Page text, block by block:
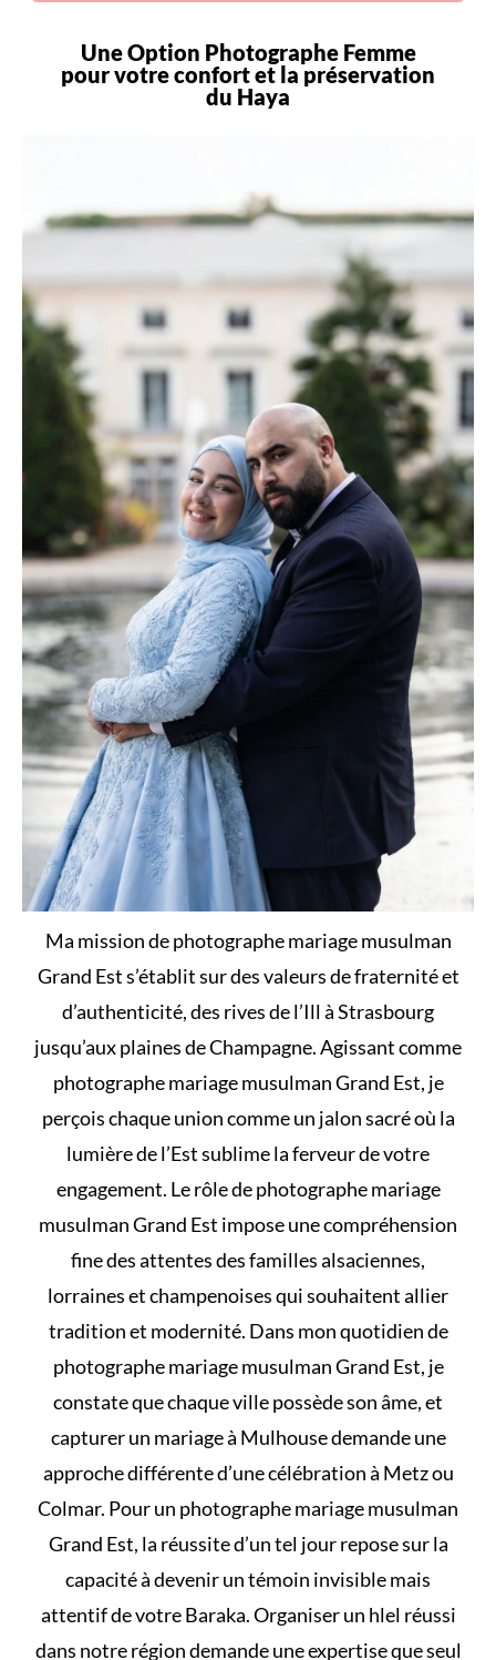
Une Option Photographe Femme
pour votreconfortet la préservation
du Haya
Ma mission de photographe mariage musulman
Grand Est s’établit sur des valeurs de fraternité et
d’authenticité, des rives de l’Ill à Strasbourg
jusqu’aux plaines de Champagne. Agissant comme
photographe mariage musulman Grand Est, je
perçois chaque union comme un jalon sacré où la
lumière de l’Est sublime la ferveur de votre
engagement. Le rôle de photographe mariage
musulman Grand Est impose une compréhension
fine des attentes des familles alsaciennes,
lorraines et champenoises qui souhaitent allier
tradition et modernité. Dans mon quotidien de
photographe mariage musulman Grand Est, je
constate que chaque ville possède son âme, et
capturer un mariage à Mulhouse demande une
approche différente d’une célébration à Metz ou
Colmar. Pour un photographe mariage musulman
Grand Est, la réussite d’un tel jour repose sur la
capacité à devenir un témoin invisible mais
attentif de votre Baraka. Organiser un hlel réussi
dans notre région demande une expertise que seul